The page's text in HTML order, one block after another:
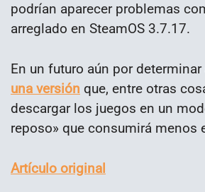
podrían aparecer problemas
arreglado en SteamOS 3.7.17.
En un futuro aún por
una versión que, entre otras
descargar los juegos en un
reposo» que consumirá menos
Artículo original